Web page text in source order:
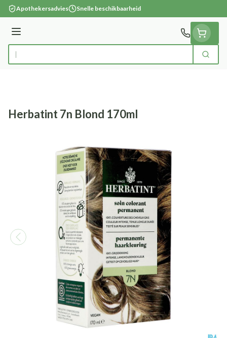
Ga naar de inhoud
Apothekersadvies Snelle beschikbaarheid
Menu
Product, merk, categorie... Zoek
Herbatint 7n Blond 170ml